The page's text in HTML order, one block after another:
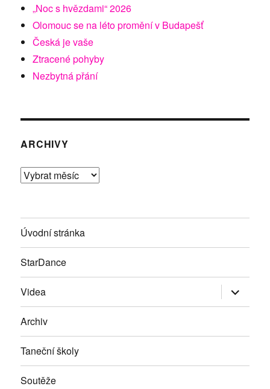
„Noc s hvězdami“ 2026
Olomouc se na léto promění v Budapešť
Česká je vaše
Ztracené pohyby
Nezbytná přání
ARCHIVY
Archivy
Úvodní stránka
StarDance
Videa Zobrazit
položky
Archiv
Taneční školy
Soutěže